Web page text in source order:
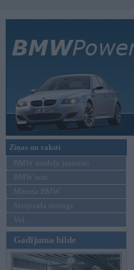
Ziņas un raksti
BMW modeļu jaunumi
BMW testi
Mēneša BMW
Sērijveida tūnings
Vel...
Gadījuma bilde